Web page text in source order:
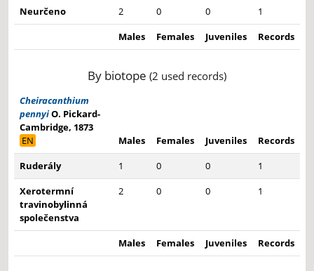
Neurčeno
2 0 0
1
Males
Females Juveniles Records
By biotope (2 used records)
Cheiracanthium
pennyiO. Pickard-
Cambridge, 1873
EN
Males Females Juveniles
Records
Ruderály
1 0 0
1
Xerotermní
travinobylinná
společenstva
2 0 0 1
Males Females Juveniles Records